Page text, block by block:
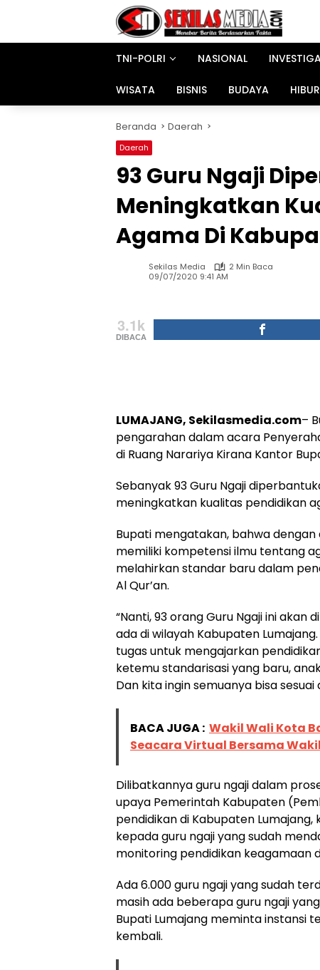
TNI-POLRI
NASIONAL
WISATA BISNIS BUDAYA
Beranda Daerah
Daerah
93 Guru Ngaji
Meningkatkan
Agama Di
Sekilas Media
2 Min Baca
09/07/2020 9:41 AM
3.1k
DIBACA
LUMAJANG, Sekilasmedia.com–
pengarahan dalam acara
di Ruang Narariya Kirana Kantor
Sebanyak 93 Guru Ngaji
meningkatkan kualitas pendidikan
Bupati mengatakan, bahwa
memiliki kompetensi ilmu tentang
melahirkan standar baru dalam
Al Qur’an.
“Nanti, 93 orang Guru Ngaji ini akan
ada di wilayah Kabupaten
tugas untuk mengajarkan
ketemu standarisasi yang baru,
Dan kita ingin semuanya bisa
BACA JUGA : Wakil Wali Kota
Seacara Virtual Bersama
Dilibatkannya guru ngaji dalam
upaya Pemerintah Kabupaten
pendidikan di Kabupaten
kepada guru ngaji yang sudah
monitoring pendidikan keagamaan
Ada 6.000 guru ngaji yang sudah
masih ada beberapa guru ngaji
Bupati Lumajang meminta instansi
kembali.